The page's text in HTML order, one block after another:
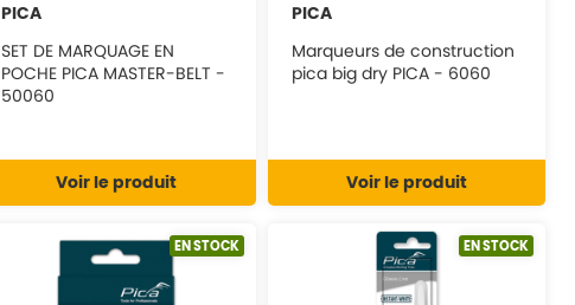
PICA
SET DE MARQUAGE EN
POCHE PICA MASTER-BELT -
50060
Voir le produit
PICA
Marqueurs de construction
pica big dry PICA - 6060
Voir le produit
EN STOCK EN STOCK